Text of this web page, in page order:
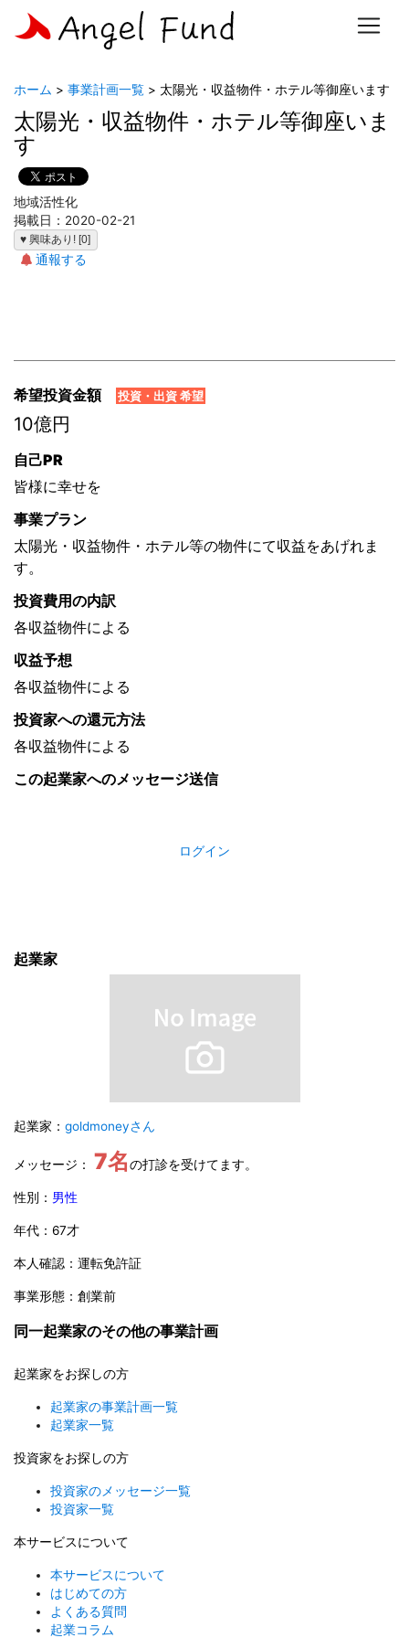
ホーム > 事業計画一覧 > 太陽光・収益物件・ホテル等御座います
太陽光・収益物件・ホテル等御座いま
す
地域活性化
掲載日：2020-02-21
♥ 興味あり! [0]
通報する
希望投資金額 投資・出資 希望
10億円
自己PR
皆様に幸せを
事業プラン
太陽光・収益物件・ホテル等の物件にて収益をあげれま
す。
投資費用の内訳
各収益物件による
収益予想
各収益物件による
投資家への還元方法
各収益物件による
この起業家へのメッセージ送信
ログイン
起業家
起業家： goldmoneyさん
メッセージ： 7名の打診を受けてます。
性別： 男性
年代：67才
本人確認：運転免許証
事業形態：創業前
同一起業家のその他の事業計画
起業家をお探しの方
起業家の事業計画一覧
起業家一覧
投資家をお探しの方
投資家のメッセージ一覧
投資家一覧
本サービスについて
本サービスについて
はじめての方
よくある質問
起業コラム